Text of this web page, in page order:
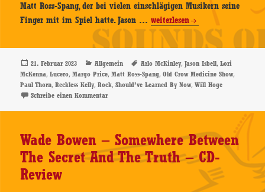
Matt Ross-Spang, der bei vielen einschlägigen Musikern seine
Finger mit im Spiel hatte. Jason …Lucero
–
Should’ve
Learned
By
Now
Review
weiterlesen
Veröffentlicht
am
21. Februar 2023 Kategorien
Allgemein Schlagwörter
Arlo McKinley,Jason Isbell,Lori
McKenna,Lucero,Margo Price,Matt Ross-Spang,Old Crow Medicine Show,
Paul Thorn,Reckless Kelly,Rock,Should’ve Learned By Now,Will Hoge
Schreibe einen Kommentarzu Lucero – Should’ve Learned By Now – CD-Review
Wade Bowen – Somewhere Between
The Secret And The Truth – CD-
Review